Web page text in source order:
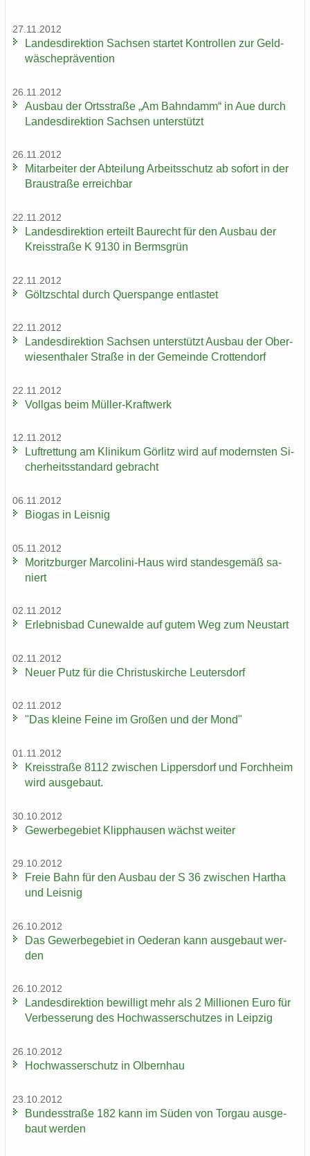
27.11.2012
Lan­des­di­rek­ti­on Sach­sen star­tet Kon­trol­len zur Geld­
wä­sche­prä­ven­ti­on
26.11.2012
Aus­bau der Orts­stra­ße „Am Bahn­damm“ in Aue durch
Lan­des­di­rek­ti­on Sach­sen un­ter­stützt
26.11.2012
Mit­ar­bei­ter der Ab­tei­lung Ar­beits­schutz ab so­fort in der
Brau­stra­ße er­reich­bar
22.11.2012
Lan­des­di­rek­ti­on er­teilt Bau­recht für den Aus­bau der
Kreis­stra­ße K 9130 in Berms­grün
22.11.2012
Göltzsch­tal durch Quer­span­ge ent­las­tet
22.11.2012
Lan­des­di­rek­ti­on Sach­sen un­ter­stützt Aus­bau der Ober­
wie­sen­tha­ler Stra­ße in der Ge­mein­de Crot­ten­dorf
22.11.2012
Voll­gas beim Müller-​Kraftwerk
12.11.2012
Luft­ret­tung am Kli­ni­kum Gör­litz wird auf mo­derns­ten Si­
cher­heits­stan­dard ge­bracht
06.11.2012
Bio­gas in Leis­nig
05.11.2012
Mo­ritz­bur­ger Marcolini-​Haus wird stan­des­ge­mäß sa­
niert
02.11.2012
Er­leb­nis­bad Cu­n­e­wal­de auf gutem Weg zum Neu­start
02.11.2012
Neuer Putz für die Chris­tus­kir­che Leu­ters­dorf
02.11.2012
"Das klei­ne Feine im Gro­ßen und der Mond"
01.11.2012
Kreis­stra­ße 8112 zwi­schen Lip­pers­dorf und Forch­heim
wird aus­ge­baut.
30.10.2012
Ge­wer­be­ge­biet Klipp­hau­sen wächst wei­ter
29.10.2012
Freie Bahn für den Aus­bau der S 36 zwi­schen Har­tha
und Leis­nig
26.10.2012
Das Ge­wer­be­ge­biet in Oe­der­an kann aus­ge­baut wer­
den
26.10.2012
Lan­des­di­rek­ti­on be­wil­ligt mehr als 2 Mil­lio­nen Euro für
Ver­bes­se­rung des Hoch­was­ser­schut­zes in Leip­zig
26.10.2012
Hoch­was­ser­schutz in Ol­bern­hau
23.10.2012
Bun­des­stra­ße 182 kann im Süden von Tor­gau aus­ge­
baut wer­den